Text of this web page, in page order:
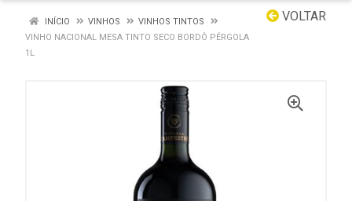
VOLTAR
INÍCIO VINHOS
VINHOS TINTOS
VINHO NACIONAL MESA TINTO SECO BORDÔ PÉRGOLA
1L